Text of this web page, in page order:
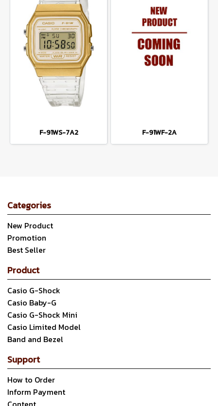
F-91WS-7A2 F-91WF-2A
Categories
New Product
Promotion
Best Seller
Product
Casio G-Shock
Casio Baby-G
Casio G-Shock Mini
Casio Limited Model
Band and Bezel
Support
How to Order
Inform Payment